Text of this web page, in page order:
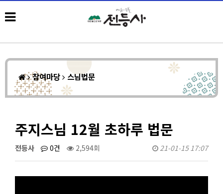
참여마당 스님법문
주지스님 12월 초하루 법문
전등사 0건 2,594회 21-01-15 17:07